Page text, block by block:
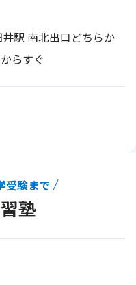
駅 南北出口どちらか
らすぐ
受験まで
塾